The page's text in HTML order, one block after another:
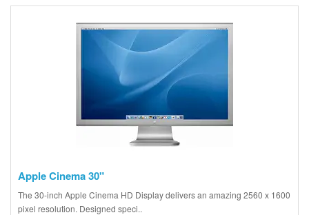
Apple Cinema 30"
The 30-inch Apple Cinema HD Display delivers an amazing 2560 x 1600
pixel resolution. Designed speci..